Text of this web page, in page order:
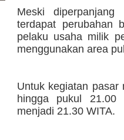
Meski
terdapat perubahan
pelaku usaha milik
menggunakan area
Untuk kegiatan pasar
hingga pukul
menjadi 21.30 WITA.